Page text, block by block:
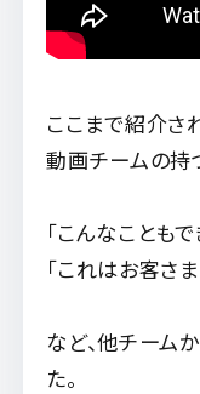
ここまで紹介さ
動画チームの持
「こんなことも
「これはお客さ
など、他チーム
た。